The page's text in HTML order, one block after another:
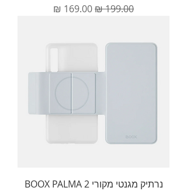
מחיר רגיל מחיר מבצע
נרתיק מגנטי מקורי BOOX PALMA 2